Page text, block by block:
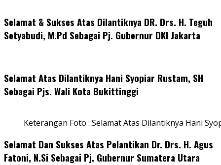
Selamat & Sukses Atas Dilantiknya DR. Drs. H. Teguh
Setyabudi, M.Pd Sebagai Pj. Gubernur DKI Jakarta
Selamat Atas Dilantiknya Hani Syopiar Rustam, SH
Sebagai Pjs. Wali Kota Bukittinggi
Keterangan Foto : Selamat Atas Dilantiknya Hani
Selamat Dan Sukses Atas Pelantikan Dr. Drs. H. Agus
Fatoni, N.Si Sebagai Pj. Gubernur Sumatera Utara